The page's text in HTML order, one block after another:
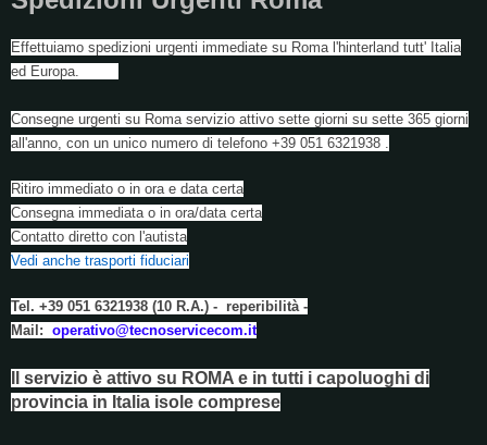
Effettuiamo spedizioni urgenti immediate su Roma l'hinterland tutt' Italia
ed Europa.
Consegne urgenti su Roma servizio attivo sette giorni su sette 365 giorni
all'anno, con un unico numero di telefono +39 051 6321938 .
Ritiro immediato o in ora e data certa
Consegna immediata o in ora/data certa
Contatto diretto con l'autista
Vedi anche trasporti fiduciari
Tel. +39 051 6321938 (10 R.A.) - reperibilità -
Mail: operativo@tecnoservicecom.it
Il servizio è attivo su ROMA e in tutti i capoluoghi di
provincia in Italia isole comprese